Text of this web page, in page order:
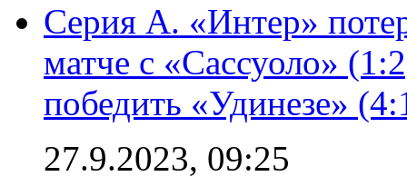
Серия А. «Интер»
матче с «Сассуоло»
победить «Удинезе»
27.9.2023, 09:25